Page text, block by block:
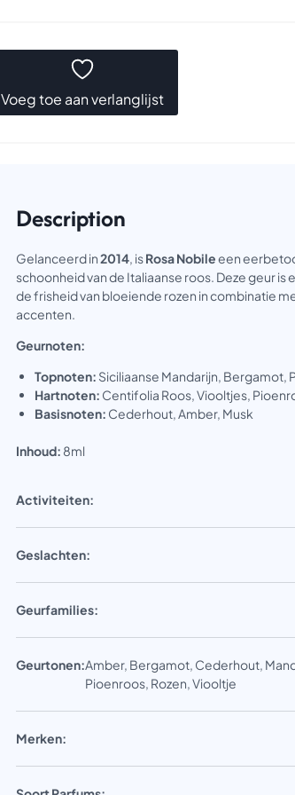
Voeg toe aan verlanglijst
Description
Gelanceerd in2014, isRosa Nobileeen
schoonheid van de Italiaanse roos. Deze geur is
de frisheid van bloeiende rozen in combinatie
accenten.
Geurnoten:
Topnoten: Siciliaanse Mandarijn, Bergamot,
Hartnoten: Centifolia Roos, Viooltjes,
Basisnoten: Cederhout, Amber, Musk
Inhoud: 8ml
Activiteiten:
Geslachten:
Geurfamilies:
Geurtonen:Amber, Bergamot, Cederhout,
Pioenroos, Rozen, Viooltje
Merken: